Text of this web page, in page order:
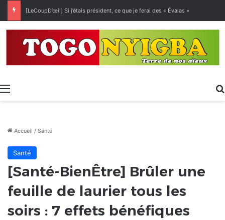
[LeCoupD’œil] Si j’étais président, ce que je ferai des « Évalas »
Menu
Accueil / Santé
Santé
[Santé-BienÊtre] Brûler une
feuille de laurier tous les
soirs : 7 effets bénéfiques